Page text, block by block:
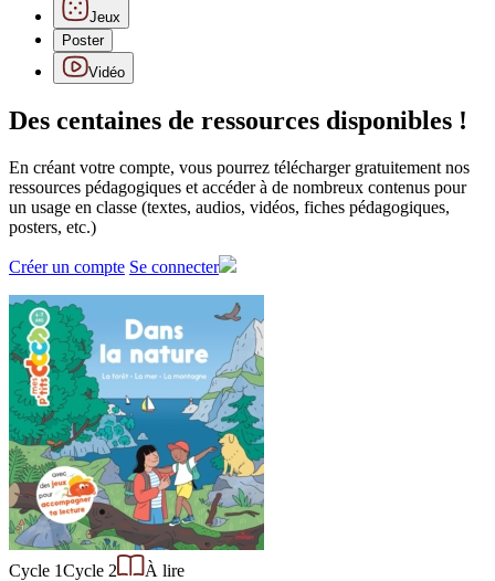
Jeux
Poster
Vidéo
Des centaines de ressources disponibles !
En créant votre compte, vous pourrez télécharger gratuitement nos
ressources pédagogiques et accéder à de nombreux contenus pour
un usage en classe (textes, audios, vidéos, fiches pédagogiques,
posters, etc.)
Créer un compte Se connecter
Cycle 1Cycle 2 À lire